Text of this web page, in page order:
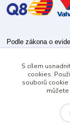
Podle zákona o
Zároveň je povinen
případě
S cílem
cookies.
souborů cookie